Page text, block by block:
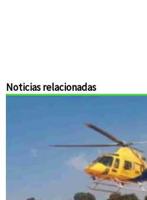
Noticias relacionadas